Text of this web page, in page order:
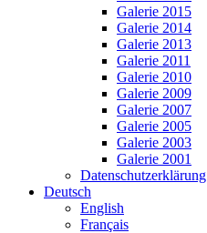
Galerie 2015
Galerie 2014
Galerie 2013
Galerie 2011
Galerie 2010
Galerie 2009
Galerie 2007
Galerie 2005
Galerie 2003
Galerie 2001
Datenschutzerklärung
Deutsch
English
Français